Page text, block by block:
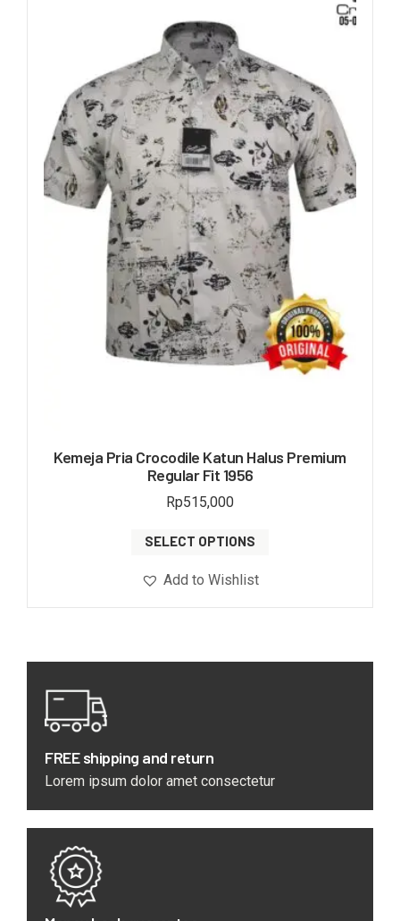
Kemeja Pria Crocodile Katun Halus Premium
Regular Fit 1956
Rp515,000
SELECT OPTIONS
Add to Wishlist
FREE shipping and return
Lorem ipsum dolor amet consectetur